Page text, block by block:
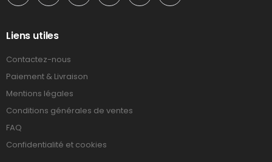
Liens utiles
Contactez-nous
Paiement & Livraison
Mentions légales
Conditions générales de ventes
FAQ
Confidentialité et cookies